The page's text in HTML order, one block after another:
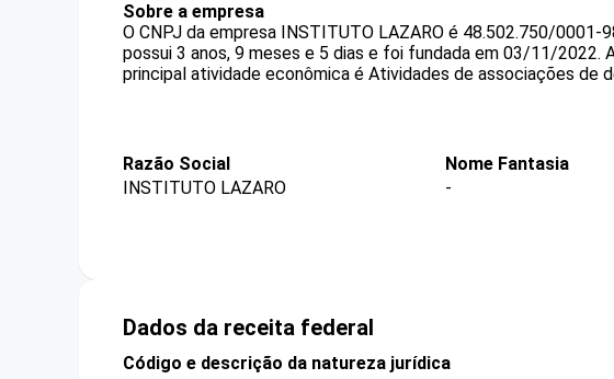
Sobre a empresa
O CNPJ da empresa INSTITUTO LAZARO é 48.502.750/0001-
possui 3 anos, 9 meses e 5 dias e foi fundada em 03/11/2022.
principal atividade econômica é Atividades de associações de
Razão Social
INSTITUTO LAZARO
Nome Fantasia
-
Dados da receita federal
Código e descrição da natureza jurídica